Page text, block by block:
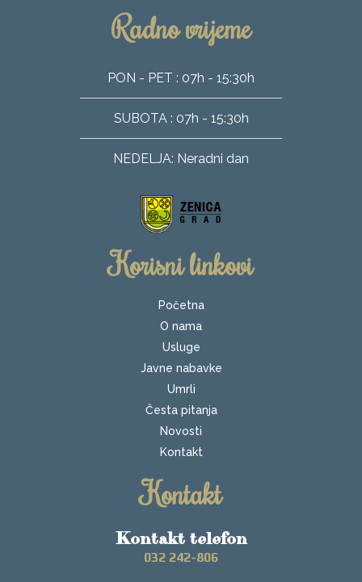
Radno vrijeme
PON - PET : 07h - 15:30h
SUBOTA : 07h - 15:30h
NEDELJA: Neradni dan
Korisni linkovi
Početna
O nama
Usluge
Javne nabavke
Umrli
Česta pitanja
Novosti
Kontakt
Kontakt
Kontakt telefon
032 242-806